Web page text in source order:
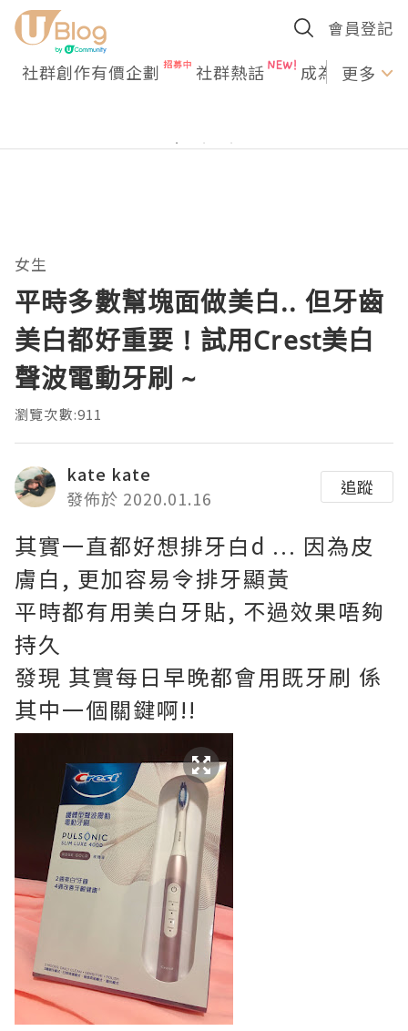
會員登記
社群創作有價企劃 社群熱話 成為U更多
女生
平時多數幫塊面做美白.. 但牙齒
美白都好重要 ! 試用Crest美白
聲波電動牙刷 ~
瀏覽次數:911
kate kate
發佈於 2020.01.16
追蹤
其實一直都好想排牙白d ... 因為皮
膚白, 更加容易令排牙顯黃
平時都有用美白牙貼, 不過效果唔夠
持久
發現 其實每日早晚都會用既牙刷 係
其中一個關鍵啊!!